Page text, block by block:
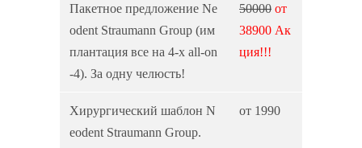
Пакетное предложение Ne
odent Straumann Group (им
плантация все на 4-x all-on
-4). За одну челюсть!
50000 от
38900 Ак
ция!!!
Хирургический шаблон N
eodent Straumann Group.
от 1990